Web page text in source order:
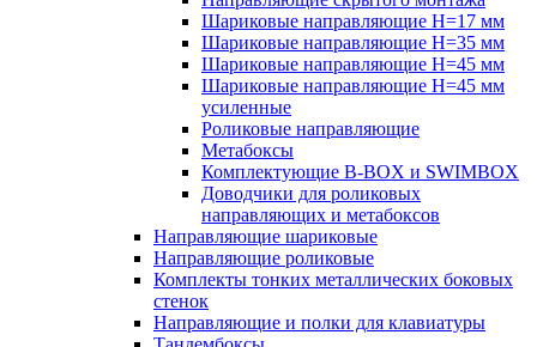
Шариковые направляющие H=17 мм
Шариковые направляющие H=35 мм
Шариковые направляющие H=45 мм
Шариковые направляющие H=45 мм
усиленные
Роликовые направляющие
Метабоксы
Комплектующие B-BOX и SWIMBOX
Доводчики для роликовых
направляющих и метабоксов
Направляющие шариковые
Направляющие роликовые
Комплекты тонких металлических боковых
стенок
Направляющие и полки для клавиатуры